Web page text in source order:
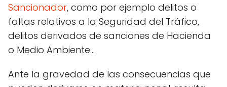
Sancionador, como por ejemplo delitos o
faltas relativos a la Seguridad del Tráfico,
delitos derivados de sanciones de Hacienda
o Medio Ambiente...
Ante la gravedad de las consecuencias que